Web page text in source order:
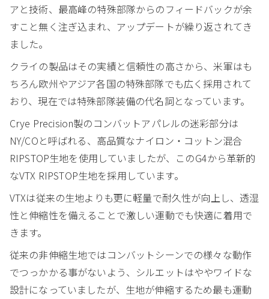
アと技術、最高峰の特殊部隊からのフィードバックが余
すこと無く注ぎ込まれ、アップデートが繰り返されてき
ました。
クライの製品はその実績と信頼性の高さから、米軍はも
ちろん欧州やアジア各国の特殊部隊でも広く採用されて
おり、現在では特殊部隊装備の代名詞となっています。
Crye Precision製のコンバットアパレルの迷彩部分は
NY/COと呼ばれる、高品質なナイロン・コットン混合
RIPSTOP生地を使用していましたが、このG4から革新的
なVTX RIPSTOP生地を採用しています。
VTXは従来の生地よりも更に軽量で耐久性が向上し、透湿
性と伸縮性を備えることで激しい運動でも快適に着用で
きます。
従来の非伸縮生地ではコンバットシーンでの様々な動作
でつっかかる事がないよう、シルエットはややワイドな
設計になっていましたが、生地が伸縮するため最も運動